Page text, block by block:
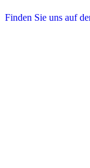
Finden Sie uns auf